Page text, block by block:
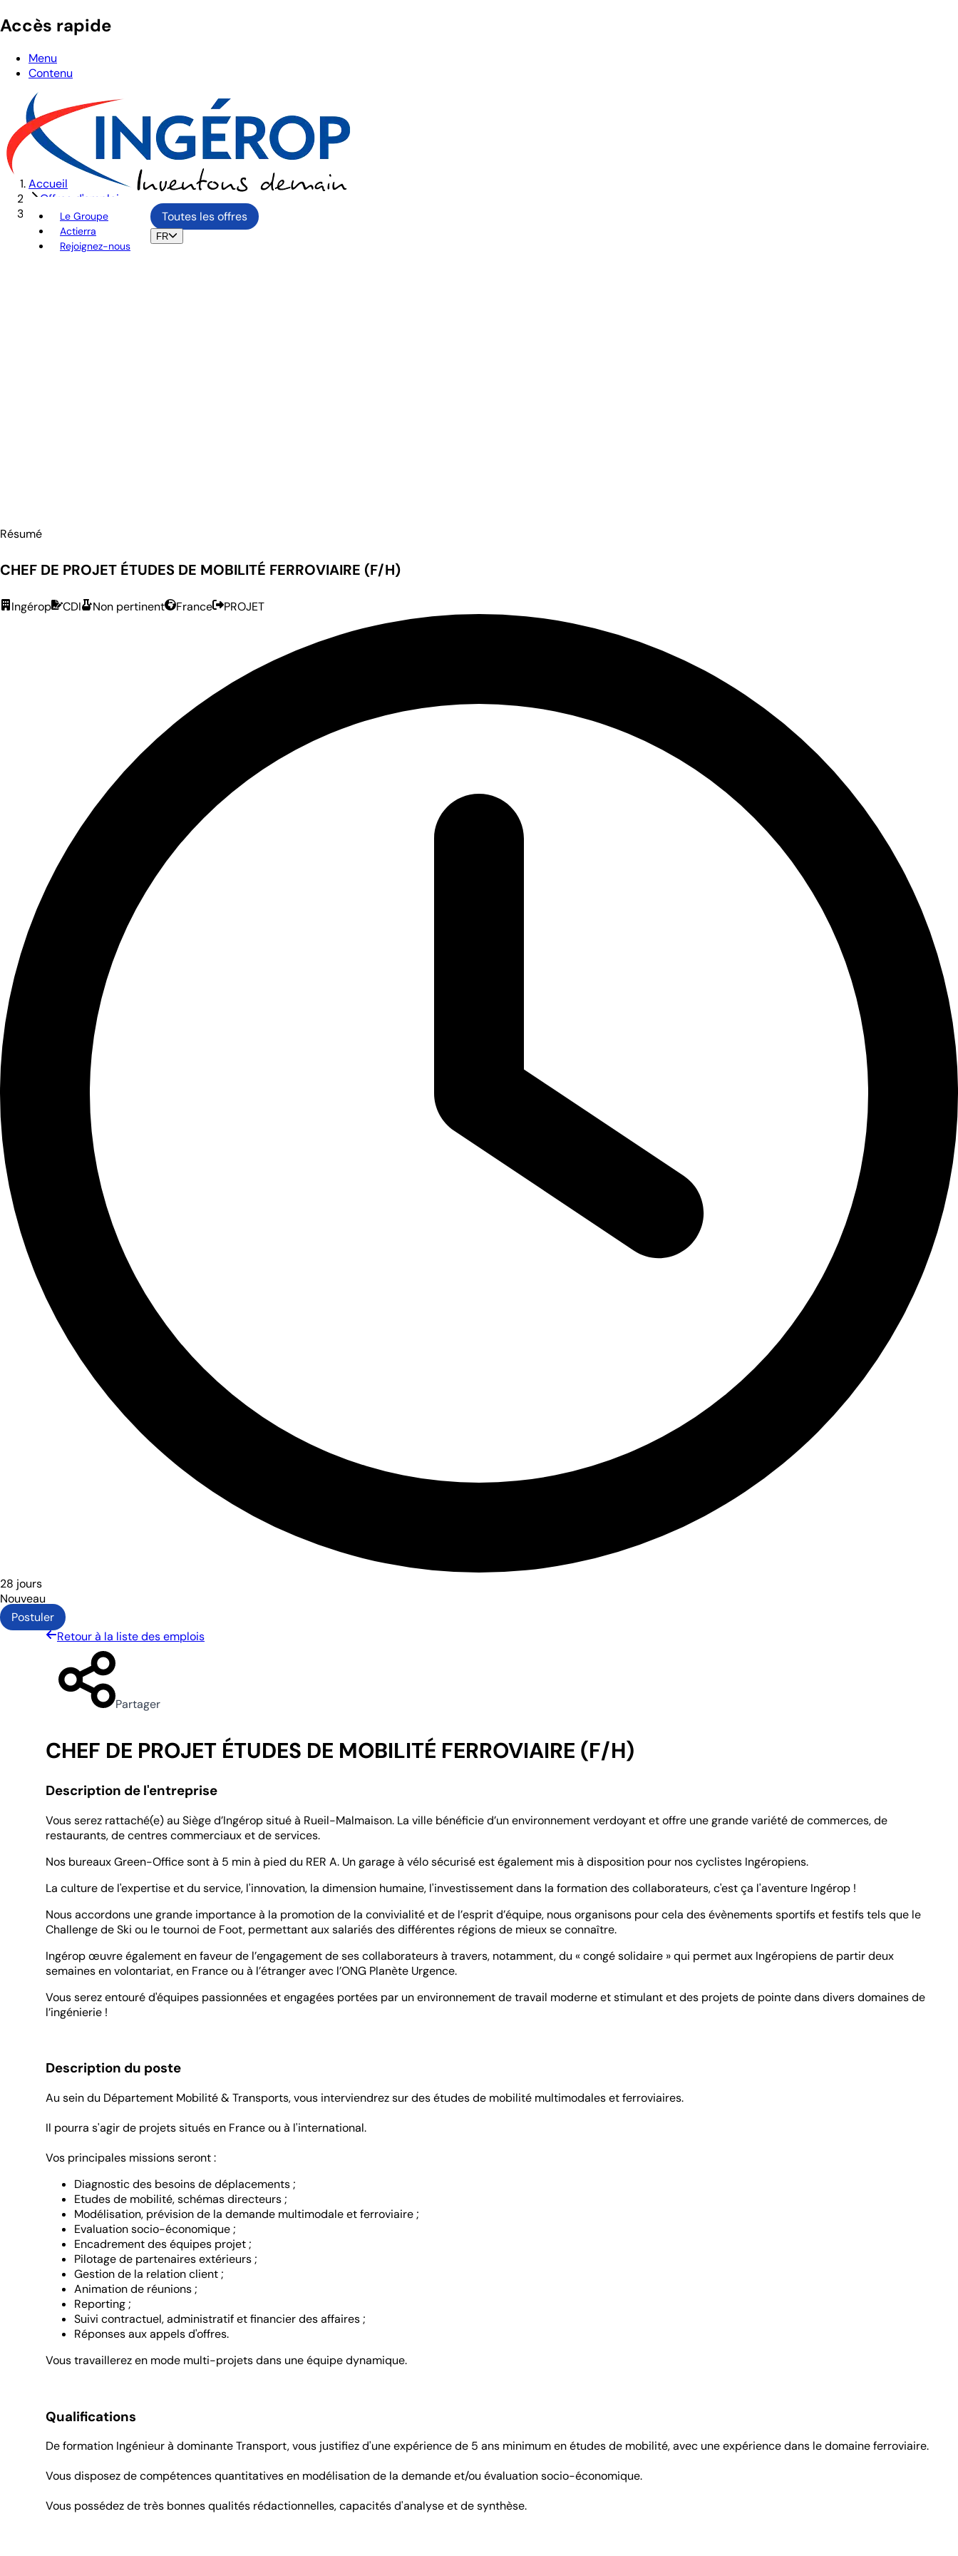
Accès rapide
Menu
Contenu
Le Groupe
Actierra
Rejoignez-nous
Toutes les offres
FR
Accueil
Offres d'emploi
CHEF DE PROJET ÉTUDES DE MOBILITÉ FERROVIAIRE (F/H)
Résumé
CHEF DE PROJET ÉTUDES DE MOBILITÉ FERROVIAIRE (F/H)
Ingérop CDI Non pertinent France PROJET
28 jours
Nouveau
Postuler
Retour à la liste des emplois
Partager
CHEF DE PROJET ÉTUDES DE MOBILITÉ FERROVIAIRE (F/H)
Description de l'entreprise
Vous serez rattaché(e) au Siège d’Ingérop situé à Rueil-Malmaison. La ville bénéficie d’un environnement verdoyant et offre une grande variété de commerces, de
restaurants, de centres commerciaux et de services.
Nos bureaux Green-Office sont à 5 min à pied du RER A. Un garage à vélo sécurisé est également mis à disposition pour nos cyclistes Ingéropiens.
La culture de l'expertise et du service, l'innovation, la dimension humaine, l'investissement dans la formation des collaborateurs, c'est ça l'aventure Ingérop !
Nous accordons une grande importance à la promotion de la convivialité et de l’esprit d’équipe, nous organisons pour cela des évènements sportifs et festifs tels que le
Challenge de Ski ou le tournoi de Foot, permettant aux salariés des différentes régions de mieux se connaître.
Ingérop œuvre également en faveur de l’engagement de ses collaborateurs à travers, notamment, du « congé solidaire » qui permet aux Ingéropiens de partir deux
semaines en volontariat, en France ou à l’étranger avec l’ONG Planète Urgence.
Vous serez entouré d'équipes passionnées et engagées portées par un environnement de travail moderne et stimulant et des projets de pointe dans divers domaines de
l’ingénierie !
Description du poste
Au sein du Département Mobilité & Transports, vous interviendrez sur des études de mobilité multimodales et ferroviaires.
Il pourra s'agir de projets situés en France ou à l'international.
Vos principales missions seront :
Diagnostic des besoins de déplacements ;
Etudes de mobilité, schémas directeurs ;
Modélisation, prévision de la demande multimodale et ferroviaire ;
Evaluation socio-économique ;
Encadrement des équipes projet ;
Pilotage de partenaires extérieurs ;
Gestion de la relation client ;
Animation de réunions ;
Reporting ;
Suivi contractuel, administratif et financier des affaires ;
Réponses aux appels d'offres.
Vous travaillerez en mode multi-projets dans une équipe dynamique.
Qualifications
De formation Ingénieur à dominante Transport, vous justifiez d'une expérience de 5 ans minimum en études de mobilité, avec une expérience dans le domaine ferroviaire.
Vous disposez de compétences quantitatives en modélisation de la demande et/ou évaluation socio-économique.
Vous possédez de très bonnes qualités rédactionnelles, capacités d'analyse et de synthèse.